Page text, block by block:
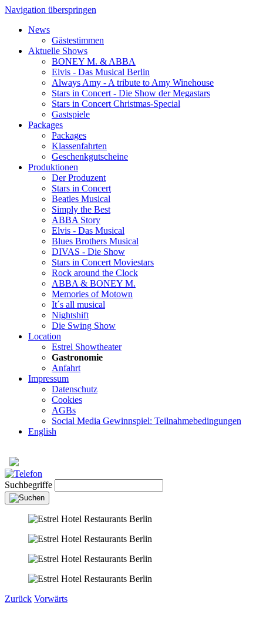
Navigation überspringen
News
Gästestimmen
Aktuelle Shows
BONEY M. & ABBA
Elvis - Das Musical Berlin
Always Amy - A tribute to Amy Winehouse
Stars in Concert - Die Show der Megastars
Stars in Concert Christmas-Special
Gastspiele
Packages
Packages
Klassenfahrten
Geschenkgutscheine
Produktionen
Der Produzent
Stars in Concert
Beatles Musical
Simply the Best
ABBA Story
Elvis - Das Musical
Blues Brothers Musical
DIVAS - Die Show
Stars in Concert Moviestars
Rock around the Clock
ABBA & BONEY M.
Memories of Motown
It´s all musical
Nightshift
Die Swing Show
Location
Estrel Showtheater
Gastronomie
Anfahrt
Impressum
Datenschutz
Cookies
AGBs
Social Media Gewinnspiel: Teilnahmebedingungen
English
Suchbegriffe
Zurück Vorwärts